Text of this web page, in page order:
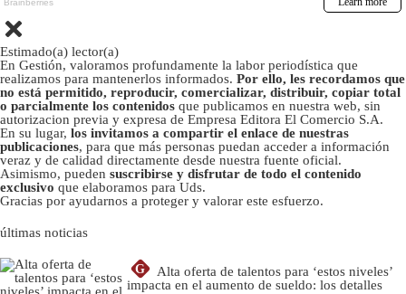
Estimado(a) lector(a)
En Gestión, valoramos profundamente la labor periodística que
realizamos para mantenerlos informados. Por ello, les recordamos que
no está permitido, reproducir, comercializar, distribuir, copiar total
o parcialmente los contenidos que publicamos en nuestra web, sin
autorizacion previa y expresa de Empresa Editora El Comercio S.A.
En su lugar, los invitamos a compartir el enlace de nuestras
publicaciones, para que más personas puedan acceder a información
veraz y de calidad directamente desde nuestra fuente oficial.
Asimismo, pueden suscribirse y disfrutar de todo el contenido
exclusivo que elaboramos para Uds.
Gracias por ayudarnos a proteger y valorar este esfuerzo.
últimas noticias
G
Alta oferta de talentos para ‘estos niveles’
impacta en el aumento de sueldo: los detalles